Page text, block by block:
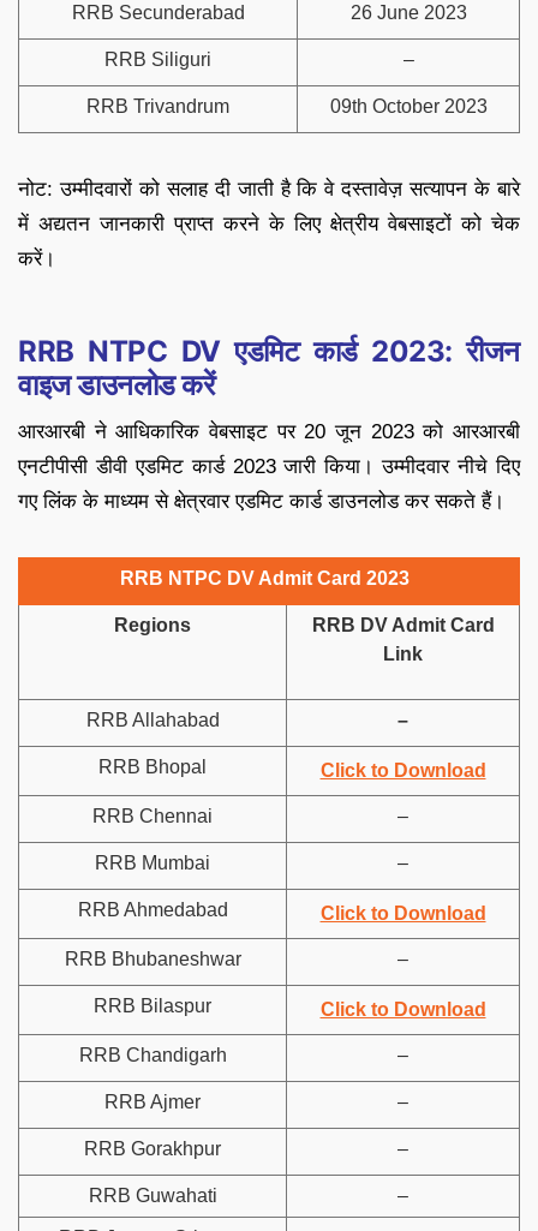
RRB Secunderabad 26 June 2023
RRB Siliguri –
RRB Trivandrum 09th October 2023
नोट: उम्मीदवारों को सलाह दी जाती है कि वे दस्तावेज़ सत्यापन के बारे
में अद्यतन जानकारी प्राप्त करने के लिए क्षेत्रीय वेबसाइटों को चेक
करें।
RRB NTPC DV एडमिट कार्ड 2023: रीजन
वाइज डाउनलोड करें
आरआरबी ने आधिकारिक वेबसाइट पर 20 जून 2023 को आरआरबी
एनटीपीसी डीवी एडमिट कार्ड 2023 जारी किया। उम्मीदवार नीचे दिए
गए लिंक के माध्यम से क्षेत्रवार एडमिट कार्ड डाउनलोड कर सकते हैं।
RRB NTPC DV Admit Card 2023
Regions
RRB DV Admit Card
Link
RRB Allahabad –
RRB Bhopal Click to Download
RRB Chennai –
RRB Mumbai –
RRB Ahmedabad Click to Download
RRB Bhubaneshwar –
RRB Bilaspur Click to Download
RRB Chandigarh –
RRB Ajmer –
RRB Gorakhpur –
RRB Guwahati –